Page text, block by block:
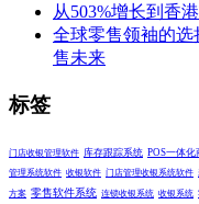
从503%增长到香
全球零售领袖的选
售未来
标签
门店收银管理软件 库存跟踪系统 POS一体化
管理系统软件 收银软件 门店管理收银系统软件
方案 零售软件系统 连锁收银系统 收银系统